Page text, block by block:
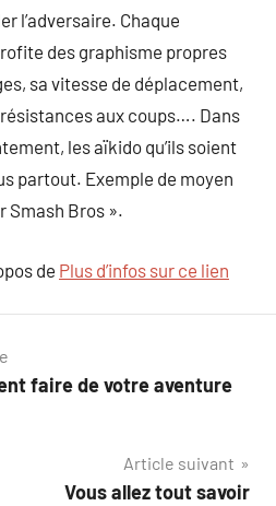
l’adversaire. Chaque
des graphisme propres
sa vitesse de déplacement,
aux coups…. Dans
les aïkido qu’ils soient
partout. Exemple de moyen
Smash Bros ».
de Plus d’infos sur ce lien
faire de votre aventure
Article suivant
Vous allez tout savoir